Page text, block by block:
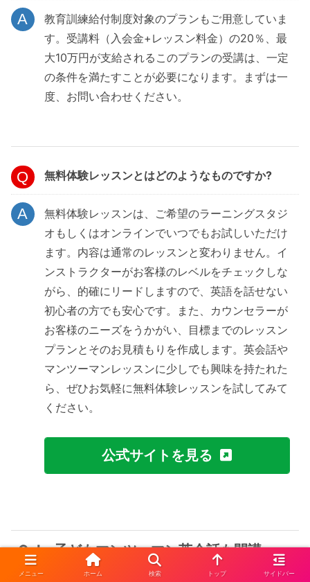
教育訓練給付制度対象のプランもご用意していま
す。受講料（入会金+レッスン料金）の20％、最
大10万円が支給されるこのプランの受講は、一定
の条件を満たすことが必要になります。まずは一
度、お問い合わせください。
無料体験レッスンとはどのようなものですか?
無料体験レッスンは、ご希望のラーニングスタジ
オもしくはオンラインでいつでもお試しいただけ
ます。内容は通常のレッスンと変わりません。イ
ンストラクターがお客様のレベルをチェックしな
がら、的確にリードしますので、英語を話せない
初心者の方でも安心です。また、カウンセラーが
お客様のニーズをうかがい、目標までのレッスン
プランとそのお見積もりを作成します。英会話や
マンツーマンレッスンに少しでも興味を持たれた
ら、ぜひお気軽に無料体験レッスンを試してみて
ください。
公式サイトを見る
Gaba子どもマンツーマン英会話も開講
メニュー ホーム 検索 トップ サイドバー